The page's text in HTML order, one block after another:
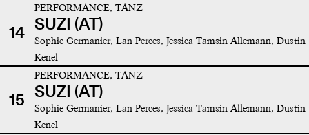
14
PERFORMANCE, TANZ
SUZI (AT)
Sophie Germanier, Lan Perces, Jessica Tamsin Allemann, Dustin
Kenel
15
PERFORMANCE, TANZ
SUZI (AT)
Sophie Germanier, Lan Perces, Jessica Tamsin Allemann, Dustin
Kenel